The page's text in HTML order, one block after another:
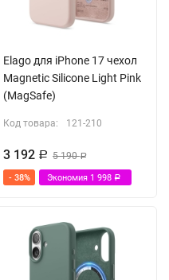
Elago для iPhone 17 чехол
Magnetic Silicone Light Pink
(MagSafe)
Код товара: 121-210
3 192 Р 5 190Р
- 38% Экономия 1 998 Р